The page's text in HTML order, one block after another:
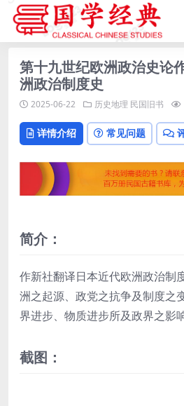
第十九世纪欧洲政治史论
洲政治制度史
2025-06-22 历史地理 民国旧书
详情介绍 常见问题
简介：
作新社翻译日本近代欧洲政治制
洲之起源、政党之抗争及制度之
界进步、物质进步所及政界之影
截图：